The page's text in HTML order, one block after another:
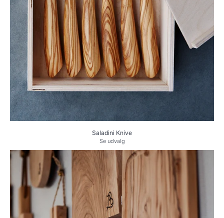
Saladini Knive
Se udvalg